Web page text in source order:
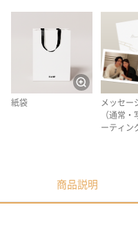
紙袋
メッセー
（通常
ーティン
商品説明